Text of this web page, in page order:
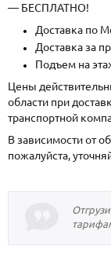
— БЕСПЛАТНО!
Доставка по
Доставка за
Подъем на
Цены
области при
транспортной
В зависимости от
пожалуйста,